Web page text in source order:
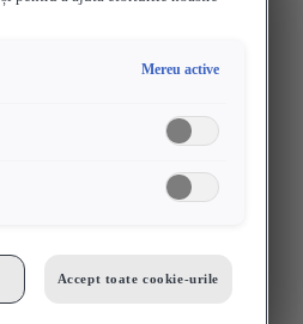
Mereu active
Accept toate cookie-urile